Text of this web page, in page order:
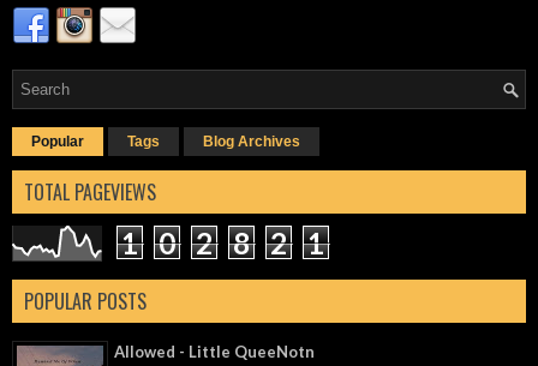
Popular Tags Blog Archives
TOTAL PAGEVIEWS
1 0 2 8 2 1
POPULAR POSTS
Allowed - Little QueeNotn